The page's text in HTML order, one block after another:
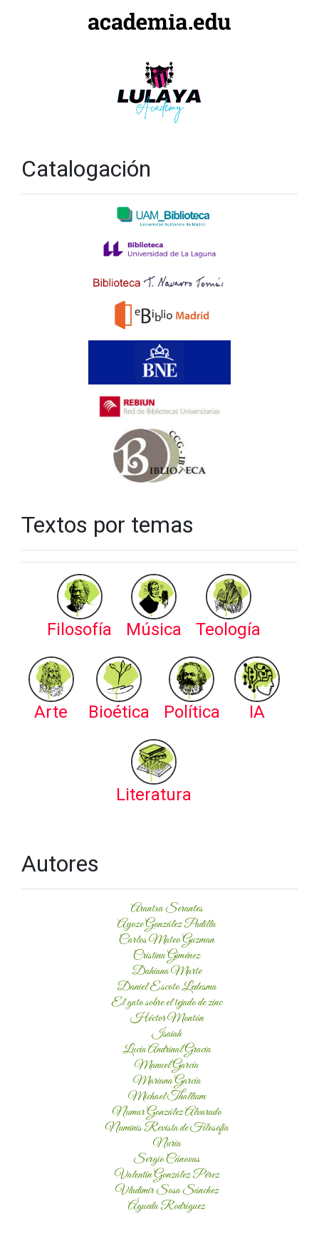
Catalogación
Textos por temas
Filosofía Música Teología
Arte Bioética Política IA
Literatura
Autores
Arantxa Serantes
Ayoze González Padilla
Carlos Mateo Guzman
Cristina Giménez
Dahiana Marte
Daniel Escoto Ledesma
El gato sobre el tejado de zinc
Héctor Montón
Isaiah
Lucía Andrinal Gracia
Manuel García
Mariana García
Michael Thallium
Numar González Alvarado
Numinis Revista de Filosofía
Nuria
Sergio Cánovas
Valentín González Pérez
Vladimir Sosa Sánchez
Águeda Rodríguez